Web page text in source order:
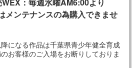
メンテナンスの為購入できませ
になる作品は千葉県青少年健全育成
お客様のご入場をお断りしておりま